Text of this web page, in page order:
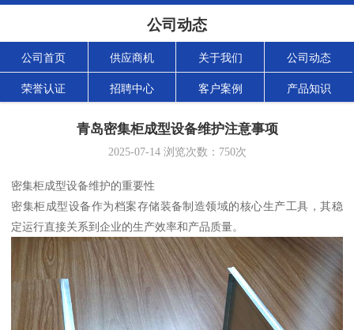
公司动态
公司首页 供应商机 关于我们 公司动态
荣誉认证 招聘中心 客户案例 产品知识
青岛密集柜成型设备维护注意事项
2025-07-14浏览次数： 750次
密集柜成型设备维护的重要性
密集柜成型设备作为档案存储装备制造领域的核心生产工具，其稳
定运行直接关系到企业的生产效率和产品质量。